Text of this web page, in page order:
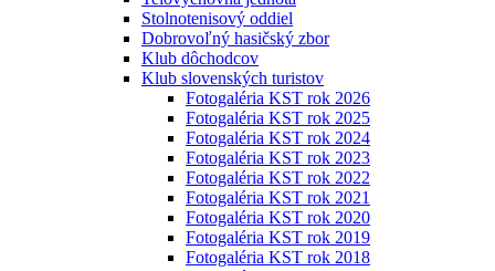
Stolnotenisový oddiel
Dobrovoľný hasičský zbor
Klub dôchodcov
Klub slovenských turistov
Fotogaléria KST rok 2026
Fotogaléria KST rok 2025
Fotogaléria KST rok 2024
Fotogaléria KST rok 2023
Fotogaléria KST rok 2022
Fotogaléria KST rok 2021
Fotogaléria KST rok 2020
Fotogaléria KST rok 2019
Fotogaléria KST rok 2018